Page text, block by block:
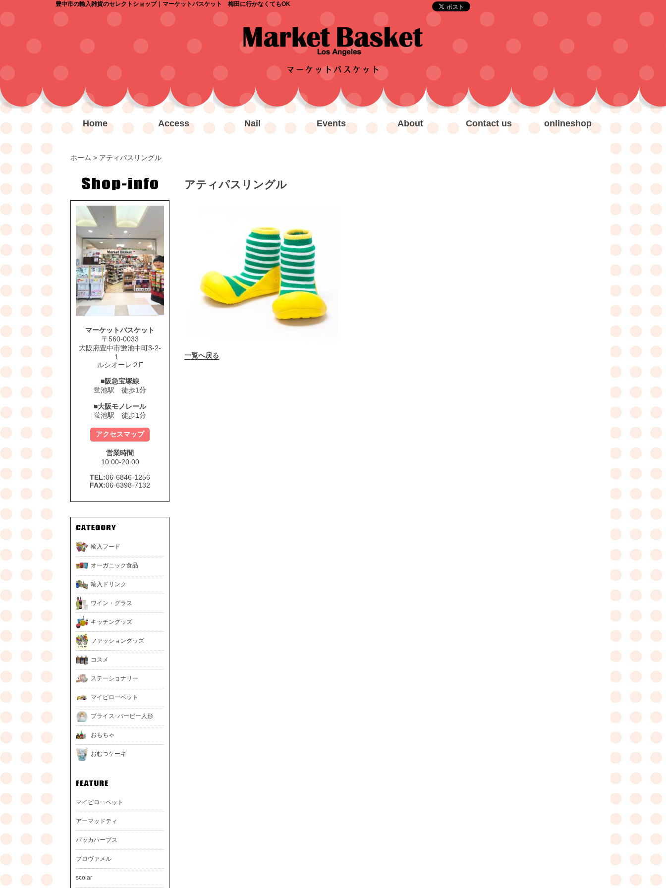
豊中市の輸入雑貨のセレクトショップ｜マーケットバスケット 梅田に行かなくてもOK
Home Access Nail Events About Contact us onlineshop
ホーム > アティパスリングル
アティパスリングル
一覧へ戻る
マーケットバスケット
〒560-0033
大阪府豊中市蛍池中町3-2-
1
ルシオーレ２F
■阪急宝塚線
蛍池駅 徒歩1分
■大阪モノレール
蛍池駅 徒歩1分
アクセスマップ
営業時間
10:00-20:00
TEL:06-6846-1256
FAX:06-6398-7132
輸入フード
オーガニック食品
輸入ドリンク
ワイン・グラス
キッチングッズ
ファッショングッズ
コスメ
ステーショナリー
マイピローペット
ブライス･バービー人形
おもちゃ
おむつケーキ
マイピローペット
アーマッドティ
パッカハーブス
プロヴァメル
scolar